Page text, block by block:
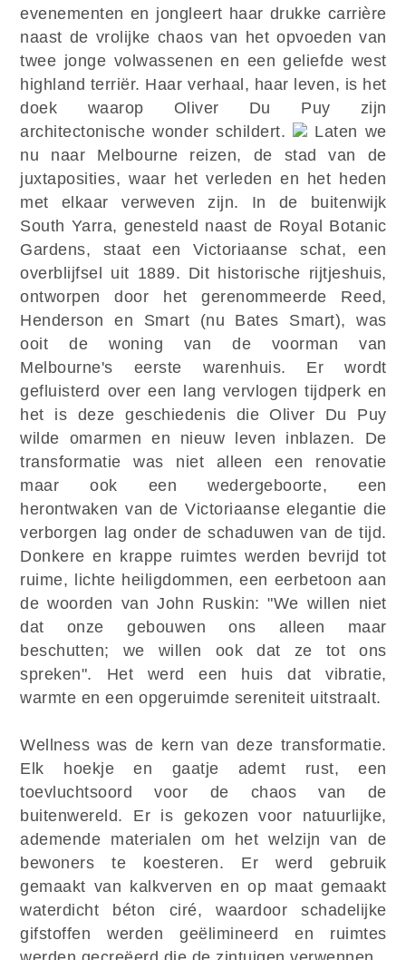
evenementen en jongleert haar drukke carrière
naast de vrolijke chaos van het opvoeden van
twee jonge volwassenen en een geliefde west
highland terriër. Haar verhaal, haar leven, is het
doek waarop Oliver Du Puy zijn
architectonische wonder schildert.
Laten we
nu naar Melbourne reizen, de stad van de
juxtaposities, waar het verleden en het heden
met elkaar verweven zijn. In de buitenwijk
South Yarra, genesteld naast de Royal Botanic
Gardens, staat een Victoriaanse schat, een
overblijfsel uit 1889. Dit historische rijtjeshuis,
ontworpen door het gerenommeerde Reed,
Henderson en Smart (nu Bates Smart), was
ooit de woning van de voorman van
Melbourne's eerste warenhuis. Er wordt
gefluisterd over een lang vervlogen tijdperk en
het is deze geschiedenis die Oliver Du Puy
wilde omarmen en nieuw leven inblazen. De
transformatie was niet alleen een renovatie
maar ook een wedergeboorte, een
herontwaken van de Victoriaanse elegantie die
verborgen lag onder de schaduwen van de tijd.
Donkere en krappe ruimtes werden bevrijd tot
ruime, lichte heiligdommen, een eerbetoon aan
de woorden van John Ruskin: "We willen niet
dat onze gebouwen ons alleen maar
beschutten; we willen ook dat ze tot ons
spreken". Het werd een huis dat vibratie,
warmte en een opgeruimde sereniteit uitstraalt.
Wellness was de kern van deze transformatie.
Elk hoekje en gaatje ademt rust, een
toevluchtsoord voor de chaos van de
buitenwereld. Er is gekozen voor natuurlijke,
ademende materialen om het welzijn van de
bewoners te koesteren. Er werd gebruik
gemaakt van kalkverven en op maat gemaakt
waterdicht béton ciré, waardoor schadelijke
gifstoffen werden geëlimineerd en ruimtes